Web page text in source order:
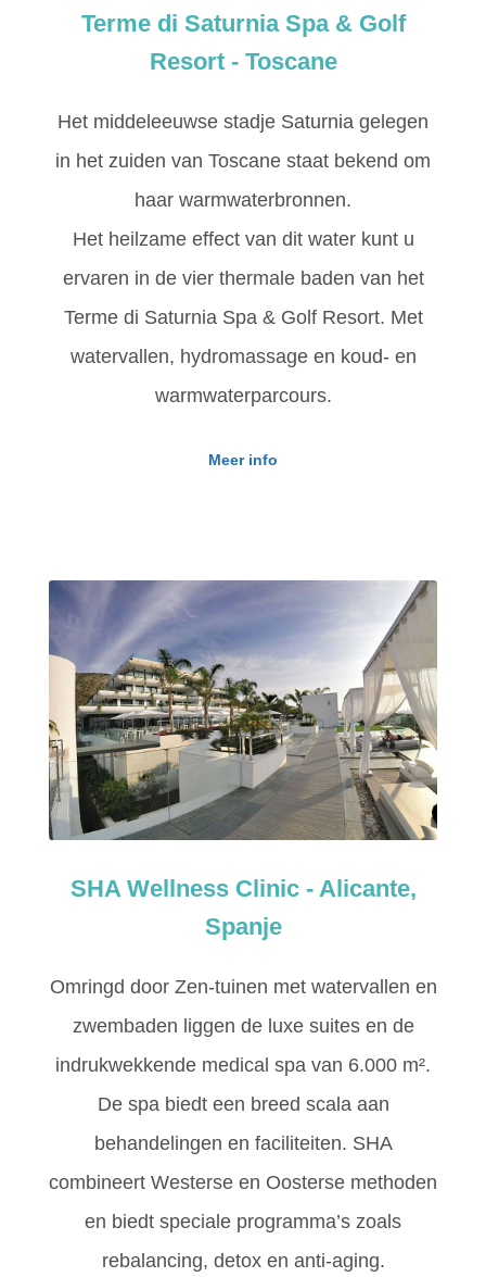
Terme di Saturnia Spa & Golf
Resort - Toscane
Het middeleeuwse stadje Saturnia gelegen
in het zuiden van Toscane staat bekend om
haar warmwaterbronnen.
Het heilzame effect van dit water kunt u
ervaren in de vier thermale baden van het
Terme di Saturnia Spa & Golf Resort. Met
watervallen, hydromassage en koud- en
warmwaterparcours.
Meer info
SHA Wellness Clinic - Alicante,
Spanje
Omringd door Zen-tuinen met watervallen en
zwembaden liggen de luxe suites en de
indrukwekkende medical spa van 6.000 m².
De spa biedt een breed scala aan
behandelingen en faciliteiten. SHA
combineert Westerse en Oosterse methoden
en biedt speciale programma’s zoals
rebalancing, detox en anti-aging.